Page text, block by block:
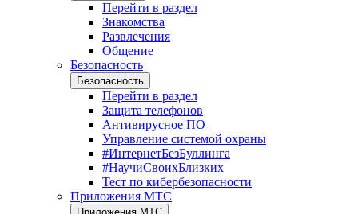
Перейти в раздел
Знакомства
Развлечения
Общение
Безопасность
Безопасность
Перейти в раздел
Защита телефонов
Антивирусное ПО
Управление системой охраны
#ИнтернетБезБуллинга
#НаучиСвоихБлизких
Тест по кибербезопасности
Приложения МТС